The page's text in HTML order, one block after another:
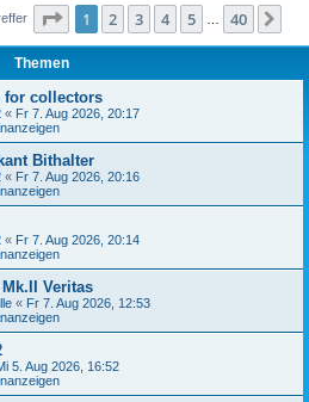
Seite 1von 40
1 2 3 4 5 40
Themen
for collectors
« Fr 7. Aug 2026, 20:17
Bithalter
« Fr 7. Aug 2026, 20:16
« Fr 7. Aug 2026, 20:14
Veritas
« Fr 7. Aug 2026, 12:53
5. Aug 2026, 16:52